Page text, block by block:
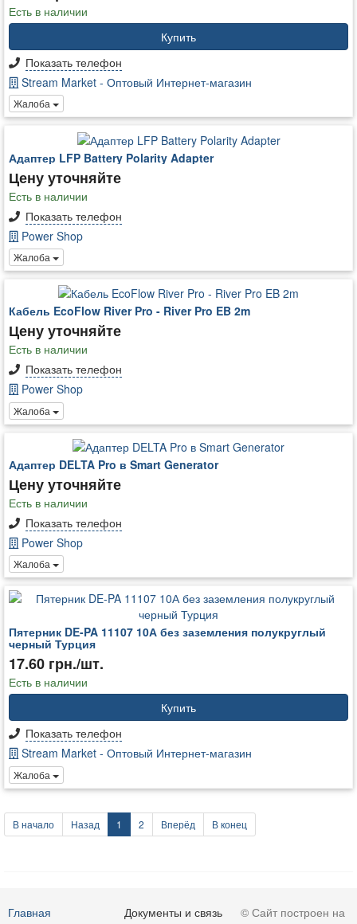
Есть в наличии
Купить
Показать телефон
Stream Market - Оптовый Интернет-магазин
Жалоба
Адаптер LFP Battery Polarity Adapter
Цену уточняйте
Есть в наличии
Показать телефон
Power Shop
Жалоба
Кабель EcoFlow River Pro - River Pro EB 2m
Цену уточняйте
Есть в наличии
Показать телефон
Power Shop
Жалоба
Адаптер DELTA Pro в Smart Generator
Цену уточняйте
Есть в наличии
Показать телефон
Power Shop
Жалоба
Пятерник DE-PA 11107 10А без заземления полукруглый
черный Турция
17.60 грн./шт.
Есть в наличии
Купить
Показать телефон
Stream Market - Оптовый Интернет-магазин
Жалоба
В начало Назад 1 2 Вперёд В конец
Главная
Документы и связь
© Сайт построен на